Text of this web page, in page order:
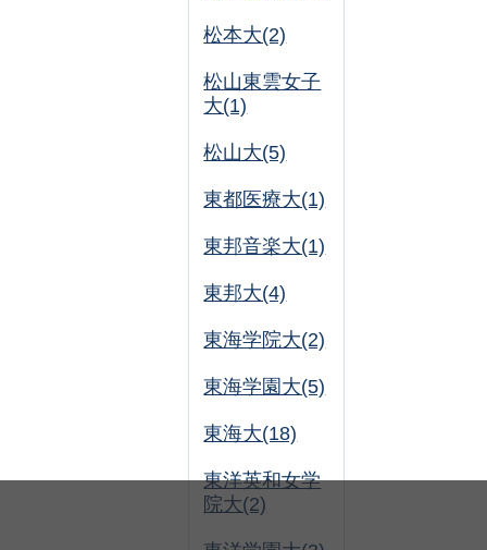
松本大(2)
松山東雲女子
大(1)
松山大(5)
東都医療大(1)
東邦音楽大(1)
東邦大(4)
東海学院大(2)
東海学園大(5)
東海大(18)
東洋英和女学
院大(2)